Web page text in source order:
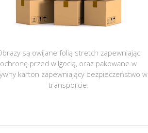
są owijane folią stretch zapewniając
ochronę przed wilgocią, oraz pakowane w
karton zapewniający bezpieczeństwo w
transporcie.